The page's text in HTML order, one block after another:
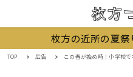
枚方の近所の夏
TOP 広告 この春が始め時！小学校でも必修になったプログ